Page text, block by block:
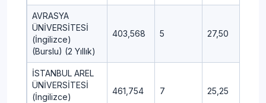
AVRASYA
ÜNİVERSİTESİ
(İngilizce)
(Burslu) (2 Yıllık)
403,568 5 27,50
İSTANBUL AREL
ÜNİVERSİTESİ
(İngilizce)
461,754 7 25,25